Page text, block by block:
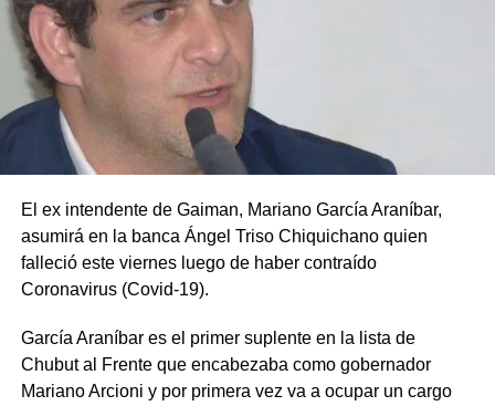
El ex intendente de Gaiman, Mariano García Araníbar,
asumirá en la banca Ángel Triso Chiquichano quien
falleció este viernes luego de haber contraído
Coronavirus (Covid-19).
García Araníbar es el primer suplente en la lista de
Chubut al Frente que encabezaba como gobernador
Mariano Arcioni y por primera vez va a ocupar un cargo